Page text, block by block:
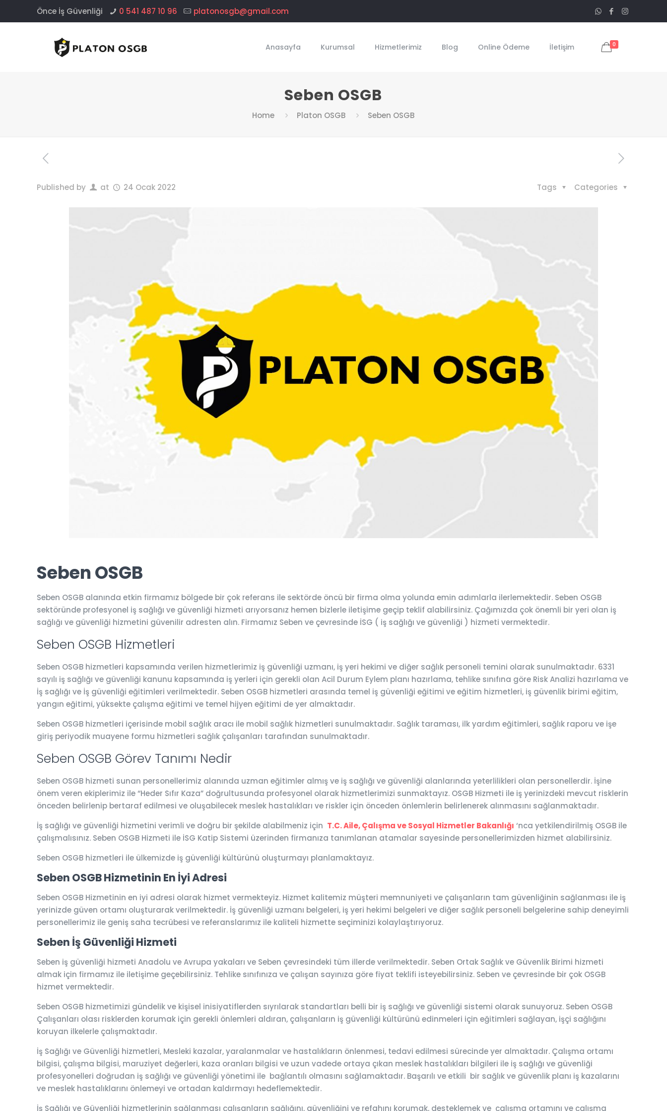
Önce İş Güvenliği 0 541 487 10 96 platonosgb@gmail.com
Anasayfa Kurumsal Hizmetlerimiz Blog Online Ödeme İletişim 0
Seben OSGB
Home Platon OSGB Seben OSGB
Published by at 24 Ocak 2022 Categories
Tags
Seben OSGB
Seben OSGB alanında etkin firmamız bölgede bir çok referans ile sektörde öncü bir firma olma yolunda emin adımlarla ilerlemektedir. Seben OSGB
sektöründe profesyonel iş sağlığı ve güvenliği hizmeti arıyorsanız hemen bizlerle iletişime geçip teklif alabilirsiniz. Çağımızda çok önemli bir yeri olan iş
sağlığı ve güvenliği hizmetini güvenilir adresten alın. Firmamız Seben ve çevresinde İSG ( iş sağlığı ve güvenliği ) hizmeti vermektedir.
Seben OSGB Hizmetleri
Seben OSGB hizmetleri kapsamında verilen hizmetlerimiz iş güvenliği uzmanı, iş yeri hekimi ve diğer sağlık personeli temini olarak sunulmaktadır. 6331
sayılı iş sağlığı ve güvenliği kanunu kapsamında iş yerleri için gerekli olan Acil Durum Eylem planı hazırlama, tehlike sınıfına göre Risk Analizi hazırlama ve
İş sağlığı ve İş güvenliği eğitimleri verilmektedir. Seben OSGB hizmetleri arasında temel iş güvenliği eğitimi ve eğitim hizmetleri, iş güvenlik birimi eğitim,
yangın eğitimi, yüksekte çalışma eğitimi ve temel hijyen eğitimi de yer almaktadır.
Seben OSGB hizmetleri içerisinde mobil sağlık aracı ile mobil sağlık hizmetleri sunulmaktadır. Sağlık taraması, ilk yardım eğitimleri, sağlık raporu ve işe
giriş periyodik muayene formu hizmetleri sağlık çalışanları tarafından sunulmaktadır.
Seben OSGB Görev Tanımı Nedir
Seben OSGB hizmeti sunan personellerimiz alanında uzman eğitimler almış ve iş sağlığı ve güvenliği alanlarında yeterlilikleri olan personellerdir. İşine
önem veren ekiplerimiz ile “Heder Sıfır Kaza” doğrultusunda profesyonel olarak hizmetlerimizi sunmaktayız. OSGB Hizmeti ile iş yerinizdeki mevcut risklerin
önceden belirlenip bertaraf edilmesi ve oluşabilecek meslek hastalıkları ve riskler için önceden önlemlerin belirlenerek alınmasını sağlanmaktadır.
İş sağlığı ve güvenliği hizmetini verimli ve doğru bir şekilde alabilmeniz için T.C. Aile, Çalışma ve Sosyal Hizmetler Bakanlığı ‘nca yetkilendirilmiş OSGB ile
çalışmalısınız. Seben OSGB Hizmeti ile İSG Katip Sistemi üzerinden firmanıza tanımlanan atamalar sayesinde personellerimizden hizmet alabilirsiniz.
Seben OSGB hizmetleri ile ülkemizde iş güvenliği kültürünü oluşturmayı planlamaktayız.
Seben OSGB Hizmetinin En İyi Adresi
Seben OSGB Hizmetinin en iyi adresi olarak hizmet vermekteyiz. Hizmet kalitemiz müşteri memnuniyeti ve çalışanların tam güvenliğinin sağlanması ile iş
yerinizde güven ortamı oluşturarak verilmektedir. İş güvenliği uzmanı belgeleri, iş yeri hekimi belgeleri ve diğer sağlık personeli belgelerine sahip deneyimli
personellerimiz ile geniş saha tecrübesi ve referanslarımız ile kaliteli hizmette seçiminizi kolaylaştırıyoruz.
Seben İş Güvenliği Hizmeti
Seben iş güvenliği hizmeti Anadolu ve Avrupa yakaları ve Seben çevresindeki tüm illerde verilmektedir. Seben Ortak Sağlık ve Güvenlik Birimi hizmeti
almak için firmamız ile iletişime geçebilirsiniz. Tehlike sınıfınıza ve çalışan sayınıza göre fiyat teklifi isteyebilirsiniz. Seben ve çevresinde bir çok OSGB
hizmet vermektedir.
Seben OSGB hizmetimizi gündelik ve kişisel inisiyatiflerden sıyrılarak standartları belli bir iş sağlığı ve güvenliği sistemi olarak sunuyoruz. Seben OSGB
Çalışanları olası risklerden korumak için gerekli önlemleri aldıran, çalışanların iş güvenliği kültürünü edinmeleri için eğitimleri sağlayan, işçi sağlığını
koruyan ilkelerle çalışmaktadır.
İş Sağlığı ve Güvenliği hizmetleri, Mesleki kazalar, yaralanmalar ve hastalıkların önlenmesi, tedavi edilmesi sürecinde yer almaktadır. Çalışma ortamı
bilgisi, çalışma bilgisi, maruziyet değerleri, kaza oranları bilgisi ve uzun vadede ortaya çıkan meslek hastalıkları bilgileri ile iş sağlığı ve güvenliği
profesyonelleri doğrudan iş sağlığı ve güvenliği yönetimi ile bağlantılı olmasını sağlamaktadır. Başarılı ve etkili bir sağlık ve güvenlik planı iş kazalarını
ve meslek hastalıklarını önlemeyi ve ortadan kaldırmayı hedeflemektedir.
İş Sağlığı ve Güvenliği hizmetlerinin sağlanması çalışanların sağlığını, güvenliğini ve refahını korumak, desteklemek ve çalışma ortamını ve çalışma